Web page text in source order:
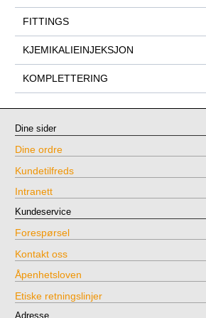
FITTINGS
KJEMIKALIEINJEKSJON
KOMPLETTERING
Dine sider
Dine ordre
Kundetilfreds
Intranett
Kundeservice
Forespørsel
Kontakt oss
Åpenhetsloven
Etiske retningslinjer